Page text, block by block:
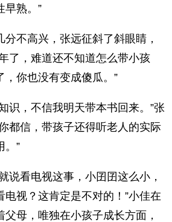
早熟。”
分不高兴，张远征斜了斜眼睛，
了，难道还不知道怎么带小孩
，你也没有变成傻瓜。”
识，不信我明天带本书回来。”张
都信，带孩子还得听老人的实际
。”
说看电视这事，小囝囝这么小，
电视？这肯定是不对的！”小佳在
父母，唯独在小孩子成长方面，